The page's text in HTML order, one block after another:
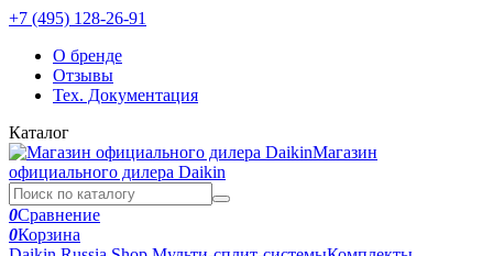
+7 (495) 128-26-91
О бренде
Отзывы
Тех. Документация
Каталог
Магазин
официального дилера Daikin
0Сравнение
0Корзина